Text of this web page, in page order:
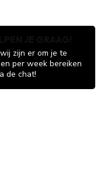
zijn er om je te
per week bereiken
de chat!